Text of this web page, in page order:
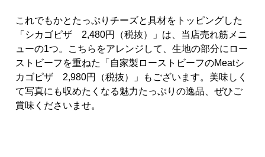
これでもかとたっぷりチーズと具材をトッピングした
「シカゴピザ 2,480円（税抜）」は、当店売れ筋メニ
ューの1つ。こちらをアレンジして、生地の部分にロー
ストビーフを重ねた「自家製ローストビーフのMeatシ
カゴピザ 2,980円（税抜）」もございます。美味しく
て写真にも収めたくなる魅力たっぷりの逸品、ぜひご
賞味くださいませ。